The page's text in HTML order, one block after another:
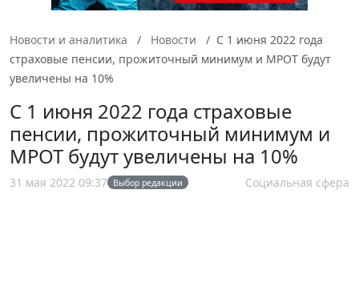
Новости и аналитика Новости
С 1 июня 2022 года
страховые пенсии, прожиточный минимум и МРОТ будут
увеличены на 10%
С 1 июня 2022 года страховые
пенсии, прожиточный минимум и
МРОТ будут увеличены на 10%
31 мая 2022 09:37 Выбор редакции Социальная сфера